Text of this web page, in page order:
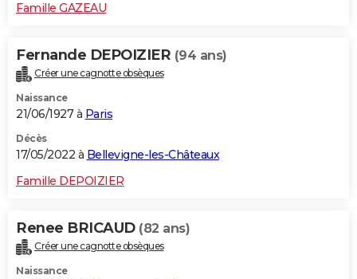
Famille GAZEAU
Fernande DEPOIZIER (94 ans)
Créer une cagnotte obsèques
Naissance
21/06/1927 à Paris
Décès
17/05/2022 à Bellevigne-les-Châteaux
Famille DEPOIZIER
Renee BRICAUD (82 ans)
Créer une cagnotte obsèques
Naissance